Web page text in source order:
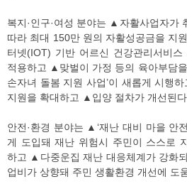
복지·인구·여성 분야는 ▲자활사업자가
따라 최대 150만 원의 자활성공금을 지
터넷(IOT) 기반 어르신 건강관리서비
적용하고 ▲맞벌이 가정 등의 육아부담
손자녀 돌봄 지원 사업’이 새롭게 시행
지원을 확대하고 ▲입양 절차가 개선된
안전·환경 분야는 ▲‘재난 대비 마을 안
게 도입돼 재난 위험시 주민이 스스로
하고 ▲다중운집 재난 대응체계가 강화
업비가 상향돼 주민 생활환경 개선에 도